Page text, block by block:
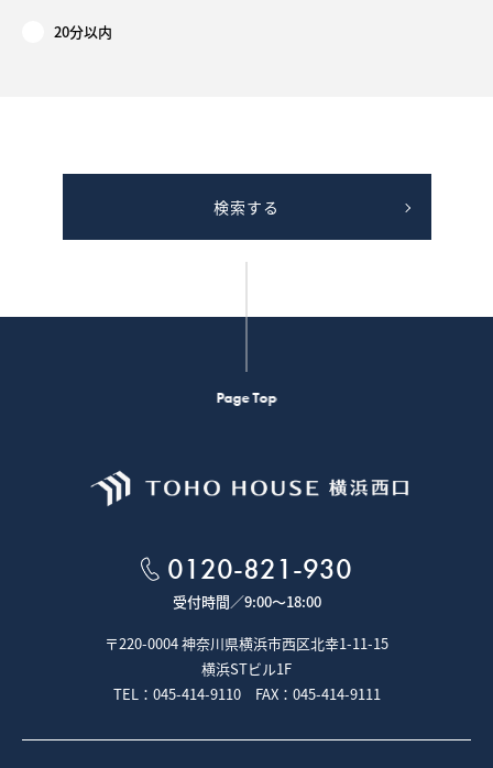
20分以内
検索する
Page Top
0120-821-930
受付時間／9:00～18:00
〒220-0004 神奈川県横浜市西区北幸1-11-15
横浜STビル1F
TEL：045-414-9110 FAX：045-414-9111